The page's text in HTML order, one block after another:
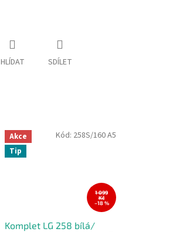
HLÍDAT SDÍLET
Akce
Tip
1 099
Kč
–18 %
Komplet LG 258 bílá/
Kód: 258S/160 A5